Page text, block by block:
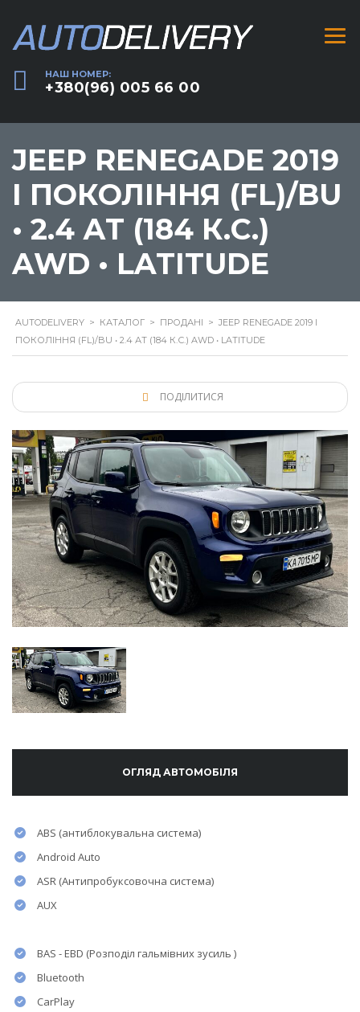
НАШ НОМЕР:
+380(96) 005 66 00
JEEP RENEGADE 2019
I ПОКОЛІННЯ (FL)/BU
• 2.4 АТ (184 К.С.)
AWD • LATITUDE
AUTODELIVERY > КАТАЛОГ > ПРОДАНІ > JEEP RENEGADE 2019 I
ПОКОЛІННЯ (FL)/BU • 2.4 АТ (184 К.С.) AWD • LATITUDE
ПОДІЛИТИСЯ
ОГЛЯД АВТОМОБІЛЯ
ABS (антиблокувальна система)
Android Auto
ASR (Антипробуксовочна система)
AUX
BAS - EBD (Розподіл гальмівних зусиль )
Bluetooth
CarPlay